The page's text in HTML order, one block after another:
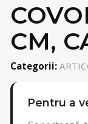
CM,
Categorii:
Pentru a